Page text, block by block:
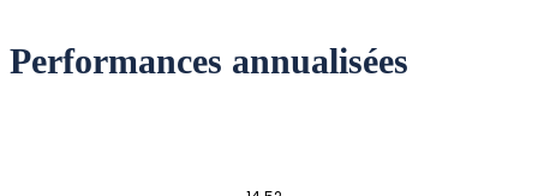
Performances annualisées